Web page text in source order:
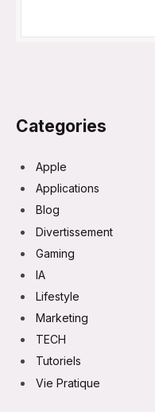
Categories
Apple
Applications
Blog
Divertissement
Gaming
IA
Lifestyle
Marketing
TECH
Tutoriels
Vie Pratique